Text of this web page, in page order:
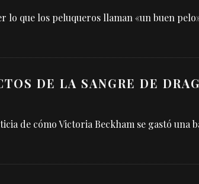
lo que los peluqueros llaman «un buen
DE LA SANGRE DE
de cómo Victoria Beckham se gastó una